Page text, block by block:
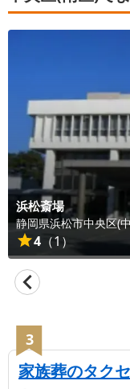
浜松斎場
静岡県浜松市中央区(
4 （1 ）
3
家族葬のタク